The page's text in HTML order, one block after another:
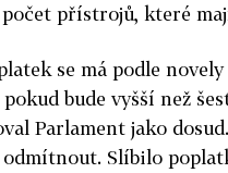
přístrojů, které
se má podle
bude vyšší než
Parlament jako
odmítnout. Slíbilo